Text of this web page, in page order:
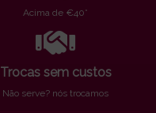
Acima de €40*
Trocas sem custos
Não serve? nós trocamos